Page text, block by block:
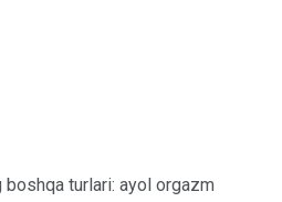
turlari: ayol orgazm